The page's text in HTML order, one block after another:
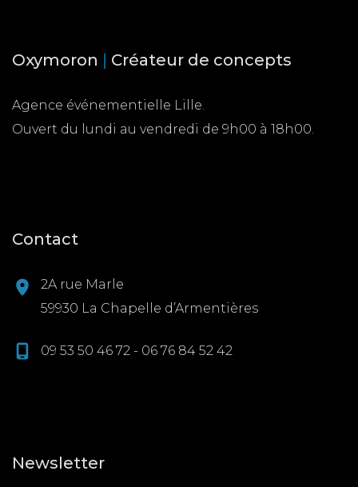
Oxymoron | Créateur de concepts
Agence événementielle Lille.
Ouvert du lundi au vendredi de 9h00 à 18h00.
Contact
2A rue Marle
59930 La Chapelle d’Armentières
09 53 50 46 72 - 06 76 84 52 42
Newsletter